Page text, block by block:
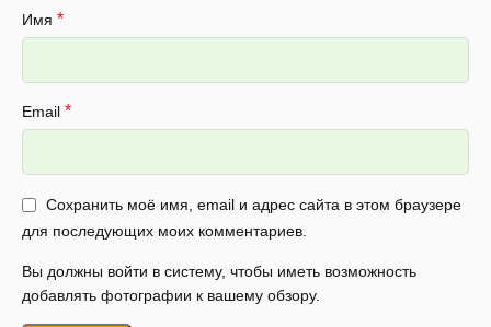
Имя *
Email *
Сохранить моё имя, email и адрес сайта в этом браузере
для последующих моих комментариев.
Вы должны войти в систему, чтобы иметь возможность
добавлять фотографии к вашему обзору.